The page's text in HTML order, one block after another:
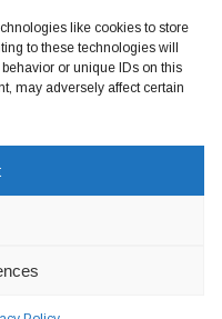
like cookies to store
to these technologies will
or unique IDs on this
may adversely affect certain
folgen